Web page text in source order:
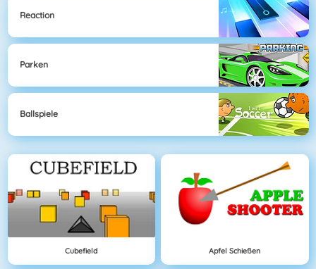
Reaction
Parken
Ballspiele
Cubefield Apfel Schießen